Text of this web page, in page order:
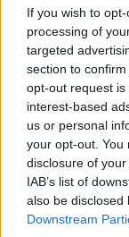
If you wish to
processing of
targeted
section to
opt-out request
interest-based
us or personal
your opt-out. You
disclosure of
IAB’s list of
also be disclosed
Downstream